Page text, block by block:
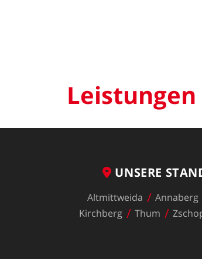
Leistungen
UNSERE
Altmittweida Annaberg
Kirchberg
Thum